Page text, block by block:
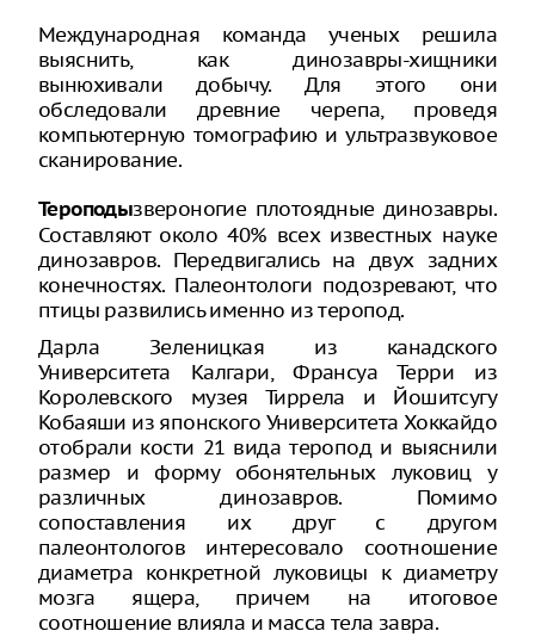
Международная команда ученых решила
выяснить, как динозавры-хищники
вынюхивали добычу. Для этого они
обследовали древние черепа, проведя
компьютерную томографию и ультразвуковое
сканирование.
Тероподызвероногие плотоядные динозавры.
Составляют около 40% всех известных науке
динозавров. Передвигались на двух задних
конечностях. Палеонтологи подозревают, что
птицы развились именно из теропод.
Дарла Зеленицкая из канадского
Университета Калгари, Франсуа Терри из
Королевского музея Тиррела и Йошитсугу
Кобаяши из японского Университета Хоккайдо
отобрали кости 21 вида теропод и выяснили
размер и форму обонятельных луковиц у
различных динозавров. Помимо
сопоставления их друг с другом
палеонтологов интересовало соотношение
диаметра конкретной луковицы к диаметру
мозга ящера, причем на итоговое
соотношение влияла и масса тела завра.